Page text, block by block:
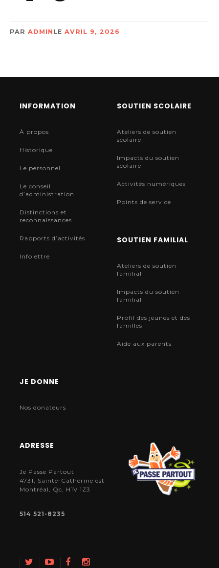
PAR ADMIN LE AVRIL 9, 2026
INFORMATION
À propos
Historique
Le personnel
Le conseil
d’administration
Distinctions et
reconnaissances
Rapports d’activités
Infolettre
SOUTIEN SCOLAIRE
Ateliers de soutien
scolaire
Impacts du soutien
scolaire
Activités numériques
Points de service
SOUTIEN FAMILIAL
Ateliers de soutien
familial
Impacts du soutien
familial
Profil des jeunes et des
familles
Aide aux parents
JE DONNE
Nos donateurs
ADRESSE
Je Passe Partout
4731, Sainte-Catherine est
Montréal, Qc, H1V 1Z3
514 521-8235